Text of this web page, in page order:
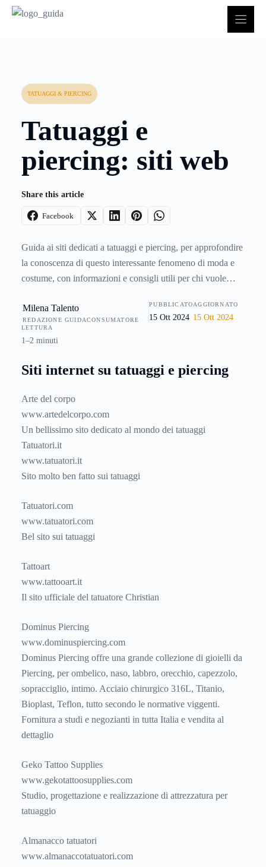
TATUAGGI & PIERCING
Tatuaggi e
piercing: siti web
Share this article
Facebook
Guida ai siti dedicati a tatuaggi e piercing, per approfondire
la conoscenza di questo interessante fenomeno di moda e
costume, con informazioni e consigli utili per chi vuole
piercing, chi vuole approfondire tecniche e stili e chi
desidera conoscere le precauzioni per evitare inconvenienti
e problemi di salute
Milena Talento
REDAZIONE GUIDACONSUMATORE
PUBBLICATO
15 Ott 2024
AGGIORNATO
15 Ott 2024
LETTURA
1–2 minuti
Siti internet su tatuaggi e piercing
Arte del corpo
www.artedelcorpo.com
Un bellissimo sito dedicato al mondo dei tatuaggi
Tatuatori.it
www.tatuatori.it
Sito molto ben fatto sui tatuaggi
Tatuatori.com
www.tatuatori.com
Bel sito sui tatuaggi
Tattoart
www.tattooart.it
Il sito ufficiale del tatuatore Christian
Dominus Piercing
www.dominuspiercing.com
Dominus Piercing offre una grande collezione di gioielli da
Piercing, per ombelico, naso, labbro, orecchio, capezzolo,
sopracciglio, intimo. Acciaio chirurgico 316L, Titanio,
Bioplast, Teflon, tutto secondo le normative viggenti.
Fornitura a studi e negozianti in tutta Italia e vendita al
dettaglio
Geko Tattoo Supplies
www.gekotattoosupplies.com
Studio, progettazione e realizzazione di attrezzatura per
tatuaggio
Almanacco tatuatori
www.almanaccotatuatori.com